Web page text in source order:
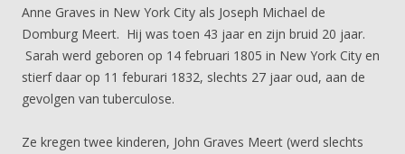
Anne Graves in New York City als Joseph Michael de
Domburg Meert. Hij was toen 43 jaar en zijn bruid 20 jaar.
Sarah werd geboren op 14 februari 1805 in New York City en
stierf daar op 11 feburari 1832, slechts 27 jaar oud, aan de
gevolgen van tuberculose.
Ze kregen twee kinderen, John Graves Meert (werd slechts